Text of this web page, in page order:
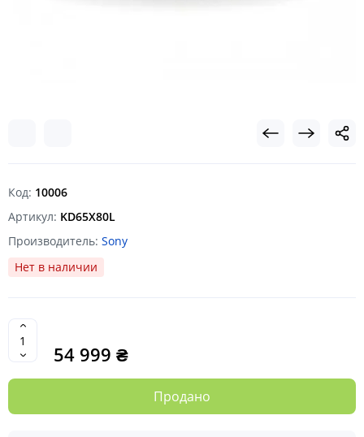
Код: 10006
Артикул: KD65X80L
Производитель: Sony
Нет в наличии
54 999 ₴
Продано